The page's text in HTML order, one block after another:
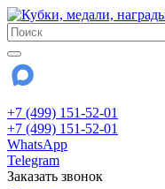
+7 (499) 151-52-01
+7 (499) 151-52-01
WhatsApp
Telegram
Заказать звонок